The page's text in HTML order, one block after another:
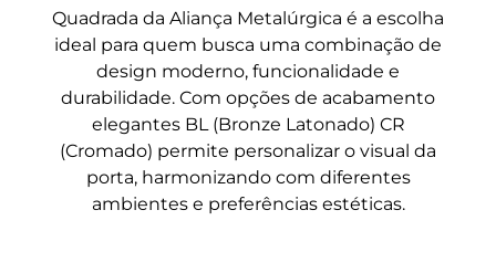
Quadrada da Aliança Metalúrgica é a escolha
ideal para quem busca uma combinação de
design moderno, funcionalidade e
durabilidade. Com opções de acabamento
elegantes BL (Bronze Latonado) CR
(Cromado) permite personalizar o visual da
porta, harmonizando com diferentes
ambientes e preferências estéticas.